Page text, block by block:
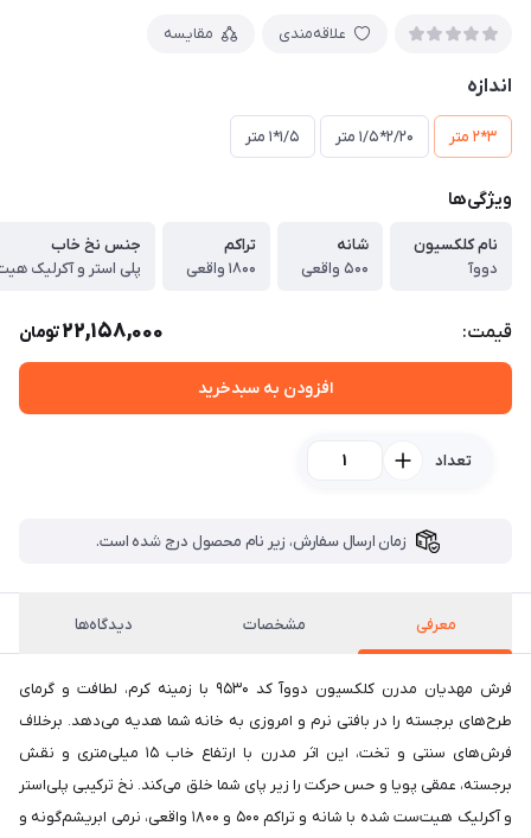
علاقه‌مندی مقایسه
اندازه
3*2 متر 2/20*1/5 متر 1/5*1 متر
ویژگی‌ها
نام کلکسیون
دووآ
شانه
500 واقعی
تراکم
1800 واقعی
جنس نخ خاب
پلی استر و آکرلیک
قیمت: 22,158,000تومان
افزودن به سبدخرید
تعداد
زمان ارسال سفارش، زیر نام محصول درج شده است.
معرفی مشخصات دیدگاه‌ها
فرش مهدیان مدرن کلکسیون دووآ کد ۹۵۳۰ با زمینه کرم، لطافت و گرمای
طرح‌های برجسته را در بافتی نرم و امروزی به خانه شما هدیه می‌دهد. برخلاف
فرش‌های سنتی و تخت، این اثر مدرن با ارتفاع خاب ۱۵ میلی‌متری و نقش
برجسته، عمقی پویا و حس حرکت را زیر پای شما خلق می‌کند. نخ ترکیبی پلی‌استر
و آکرلیک هیت‌ست شده با شانه و تراکم ۵۰۰ و ۱۸۰۰ واقعی، نرمی ابریشم‌گونه و